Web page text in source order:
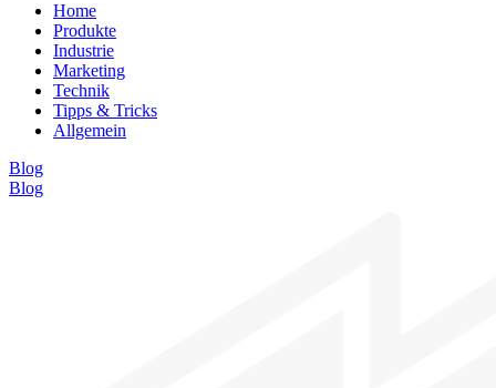
Home
Produkte
Industrie
Marketing
Technik
Tipps & Tricks
Allgemein
Blog
Blog